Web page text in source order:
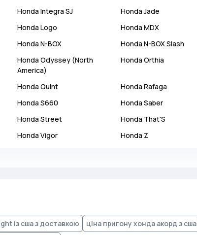
Honda Integra SJ Honda Jade
Honda Logo Honda MDX
Honda N-BOX Honda N-BOX Slash
Honda Odyssey (North
America)
Honda Orthia
Honda Quint Honda Rafaga
Honda S660 Honda Saber
Honda Street Honda That'S
Honda Vigor Honda Z
із сша з доставкою ціна пригону хонда акорд з сша